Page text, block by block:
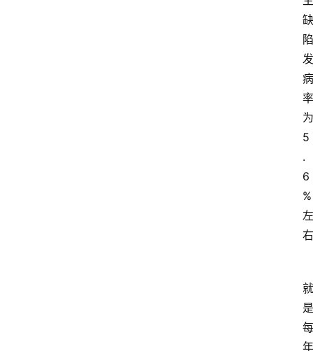
缺
陷
发
病
率
为
5
.
6
%
左
右
就
是
每
年